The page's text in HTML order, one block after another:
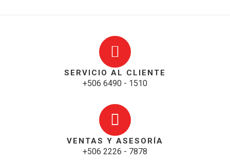
SERVICIO AL CLIENTE
+506 6490 - 1510
VENTAS Y ASESORÍA
+506 2226 - 7878